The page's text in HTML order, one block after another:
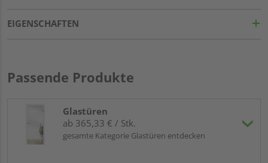
EIGENSCHAFTEN
Passende Produkte
Glastüren
ab 365,33 € / Stk.
gesamte Kategorie Glastüren entdecken